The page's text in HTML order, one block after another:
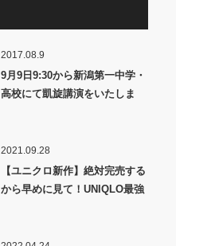
2017.08.9
9月9日9:30から新潟第一中学・
高校にて凱旋講演をいたしま
2021.09.28
【ユニクロ新作】絶対完売する
から早めに見て！UNIQLO最強